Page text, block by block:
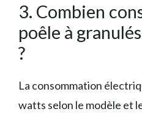
3. Combien
poêle à
?
La consommation
watts selon le modèle et